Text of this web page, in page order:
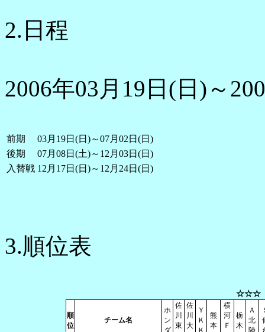
2.日程
2006年03月19日(日)～
前期
03月19日(日)～07月02日(日)
後期
07月08日(土)～12月03日(日)
入替戦 12月17日(日)～12月24日(日)
3.順位表
☆☆☆
順
位
チーム名
ホ
ン
ダ
佐
川
東
佐
川
大
Ｙ
Ｋ
Ｋ
熊
本
横
河
Ｆ
栃
木
Ａ
北
陸